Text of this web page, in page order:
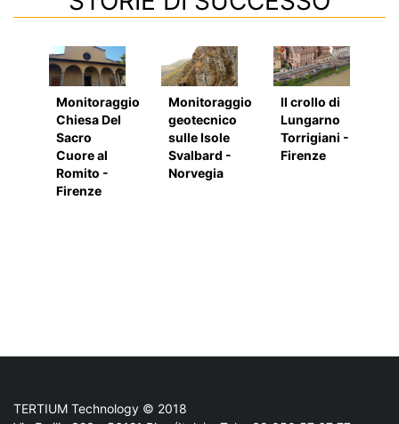
Monitoraggio
Chiesa Del
Sacro
Cuore al
Romito -
Firenze
Monitoraggio
geotecnico
sulle Isole
Svalbard -
Norvegia
Il crollo di
Lungarno
Torrigiani -
Firenze
TERTIUM Technology © 2018